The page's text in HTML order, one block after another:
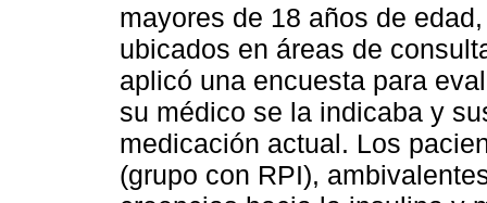
mayores de 18 años de
ubicados en áreas de
aplicó una encuesta para
su médico se la indicaba y
medicación actual. Los
(grupo con RPI),